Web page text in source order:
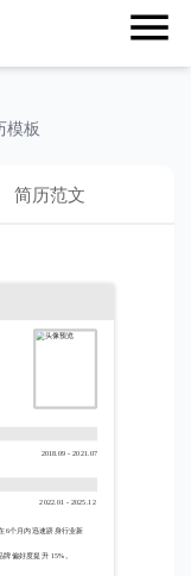
模板
简历范文
2018.09 - 2021.07
2022.01 - 2025.12
6个月内迅速跻身行业新
偏好度提升 15%。